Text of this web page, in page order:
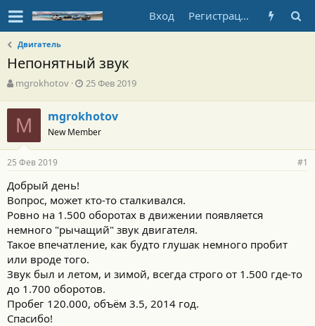
Вход Регистрация
Двигатель
Непонятный звук
А
т
о
р
т
е
м
ы
mgrokhotov
Д
а
н
а
а
25 Фев 2019
M mgrokhotov
New Member
25 Фев 2019 #1
Добрый день!
Вопрос, может кто-то сталкивался.
Ровно на 1.500 оборотах в движении появляется
немного "рычащий" звук двигателя.
Такое впечатление, как будто глушак немного пробит
или вроде того.
Звук был и летом, и зимой, всегда строго от 1.500 где-то
до 1.700 оборотов.
Пробег 120.000, объём 3.5, 2014 год.
Спасибо!